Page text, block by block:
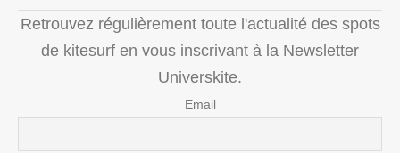
Retrouvez régulièrement toute l'actualité des spots
de kitesurf en vous inscrivant à la Newsletter
Universkite.
Email